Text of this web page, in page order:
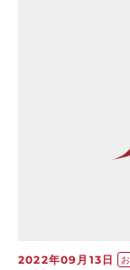
2022年09月13日